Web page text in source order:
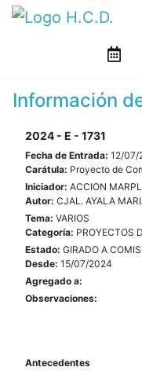
Información
2024 - E - 1731
Fecha de Entrada: 12/07/
Carátula: Proyecto de
Iniciador: ACCION
Autor: CJAL. AYALA
Tema: VARIOS
Categoría: PROYECTOS
Estado: GIRADO A
Desde: 15/07/2024
Agregado a:
Observaciones:
Antecedentes